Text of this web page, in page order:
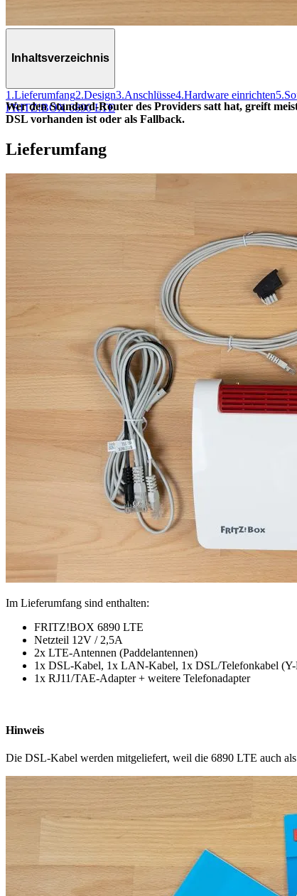
Inhaltsverzeichnis
1.Lieferumfang2.Design3.Anschlüsse4.Hardware einrichten5.
FRITZ!BOX 6890 LTE
Wer den Standard-Router des Providers satt hat, greift
DSL vorhanden ist oder als Fallback.
Lieferumfang
Im Lieferumfang sind enthalten:
FRITZ!BOX 6890 LTE
Netzteil 12V / 2,5A
2x LTE-Antennen (Paddelantennen)
1x DSL-Kabel, 1x LAN-Kabel, 1x DSL/Telefonkabel
1x RJ11/TAE-Adapter + weitere Telefonadapter
Hinweis
Die DSL-Kabel werden mitgeliefert, weil die 6890 LTE auch